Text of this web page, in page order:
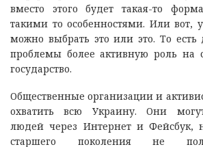
вместо этого будет такая-то
такими то особенностями. Или вот,
можно выбрать это или это. То
проблемы более активную роль на
государство.
Общественные организации и
охватить всю Украину. Они
людей через Интернет и Фейсбук,
старшего поколения не